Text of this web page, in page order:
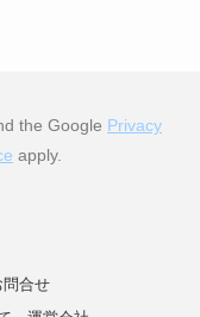
the Google Privacy
apply.
問合せ